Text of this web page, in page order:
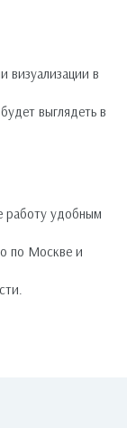
визуализации в
выглядеть в
работу удобным
по Москве и